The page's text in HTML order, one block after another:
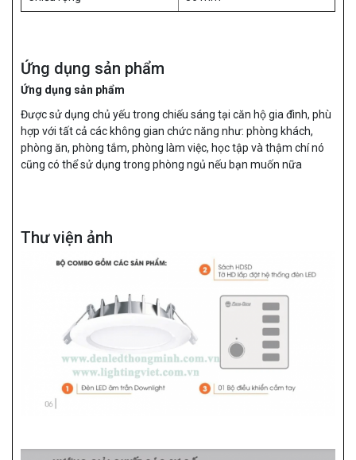
Ứng dụng sản phẩm
Ứng dụng sản phẩm
Được sử dụng chủ yếu trong chiếu sáng tại căn hộ gia đình, phù
hợp với tất cả các không gian chức năng như: phòng khách,
phòng ăn, phòng tắm, phòng làm việc, học tập và thậm chí nó
cũng có thể sử dụng trong phòng ngủ nếu bạn muốn nữa
Thư viện ảnh